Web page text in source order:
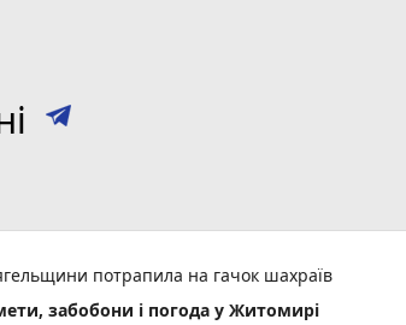
потрапила на гачок шахраїв
забобони і погода у Житомирі